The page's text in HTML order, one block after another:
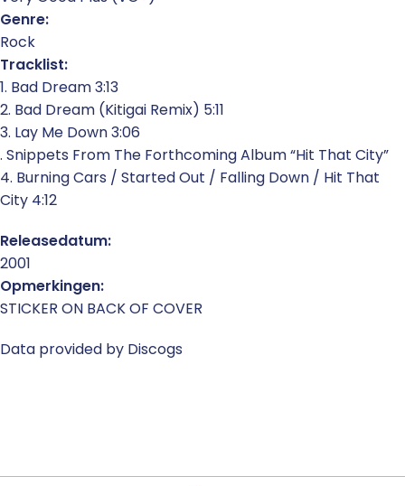
Genre:
Rock
Tracklist:
1. Bad Dream 3:13
2. Bad Dream (Kitigai Remix) 5:11
3. Lay Me Down 3:06
. Snippets From The Forthcoming Album “Hit That City”
4. Burning Cars / Started Out / Falling Down / Hit That
City 4:12
Releasedatum:
2001
Opmerkingen:
STICKER ON BACK OF COVER
Data provided by Discogs